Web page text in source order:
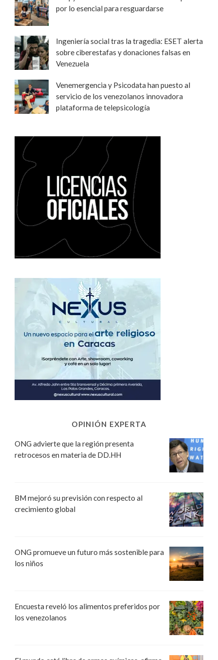
por lo esencial para resguardarse
Ingeniería social tras la tragedia: ESET alerta
sobre ciberestafas y donaciones falsas en
Venezuela
Venemergencia y Psicodata han puesto al
servicio de los venezolanos innovadora
plataforma de telepsicología
OPINIÓN EXPERTA
ONG advierte que la región presenta
retrocesos en materia de DD.HH
BM mejoró su previsión con respecto al
crecimiento global
ONG promueve un futuro más sostenible para
los niños
Encuesta reveló los alimentos preferidos por
los venezolanos